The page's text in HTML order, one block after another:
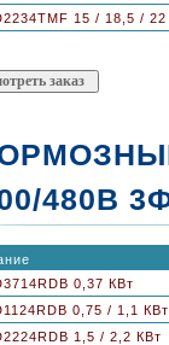
15 / 18,5 /
480В
0,37 КВт
0,75 / 1,1 КВт
1,5 / 2,2 КВт